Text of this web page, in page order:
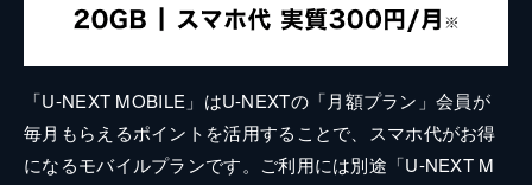
「U-NEXT MOBILE」はU-NEXTの「月額プラン」会員が
毎月もらえるポイントを活用することで、スマホ代がお得
になるモバイルプランです。ご利用には別途「U-NEXT M